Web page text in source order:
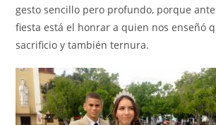
gesto sencillo pero profundo, porque
fiesta está el honrar a quien nos enseñó
sacrificio y también ternura.